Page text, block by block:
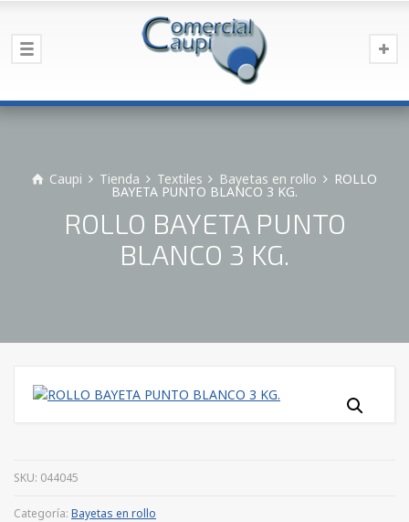
Caupi Tienda Textiles Bayetas en rollo ROLLO
BAYETA PUNTO BLANCO 3 KG.
ROLLO BAYETA PUNTO
BLANCO 3 KG.
SKU: 044045
Categoría: Bayetas en rollo